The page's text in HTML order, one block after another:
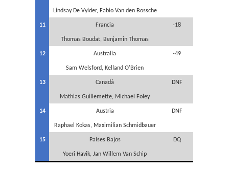
Lindsay De Vylder, Fabio Van den Bossche
11 Francia
Thomas Boudat, Benjamin Thomas
-18
12 Australia
Sam Welsford, Kelland O'Brien
-49
13 Canadá
Mathias Guillemette, Michael Foley
DNF
14 Austria
Raphael Kokas, Maximilian Schmidbauer
DNF
15 Países Bajos
Yoeri Havik, Jan Willem Van Schip
DQ